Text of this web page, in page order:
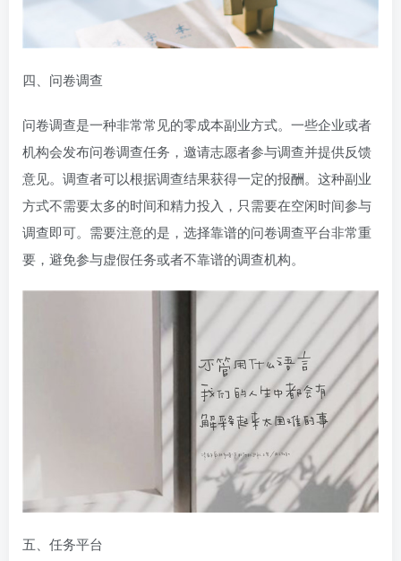
四、问卷调查
问卷调查是一种非常常见的零成本副业方式。一些企业或者
机构会发布问卷调查任务，邀请志愿者参与调查并提供反馈
意见。调查者可以根据调查结果获得一定的报酬。这种副业
方式不需要太多的时间和精力投入，只需要在空闲时间参与
调查即可。需要注意的是，选择靠谱的问卷调查平台非常重
要，避免参与虚假任务或者不靠谱的调查机构。
五、任务平台